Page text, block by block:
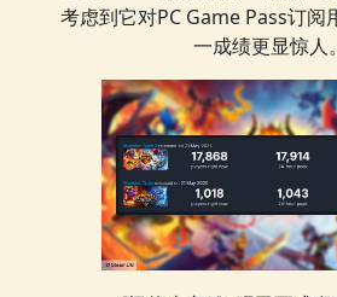
考虑到它对PC Game Pass订阅
一成绩更显惊人。